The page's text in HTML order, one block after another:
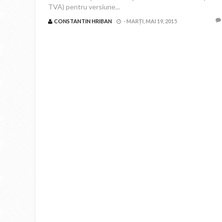
TVA) pentru versiune...
CONSTANTIN HRIBAN -MARȚI, MAI 19, 2015